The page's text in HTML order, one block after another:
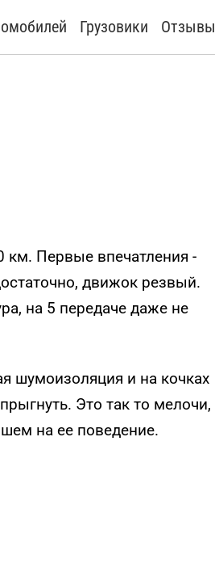
Грузовики Отзывы
км. Первые впечатления -
движок резвый.
на 5 передаче даже не
шумоизоляция и на кочках
Это так то мелочи,
на ее поведение.